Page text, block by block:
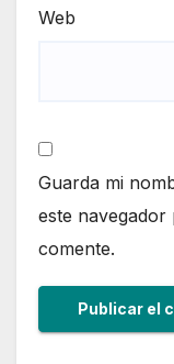
Web
Guarda mi
este
comente.